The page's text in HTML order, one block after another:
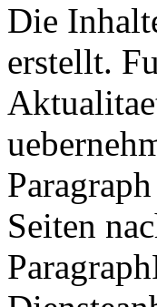
Die
erstellt.
Seiten